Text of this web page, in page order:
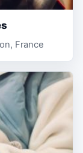
France